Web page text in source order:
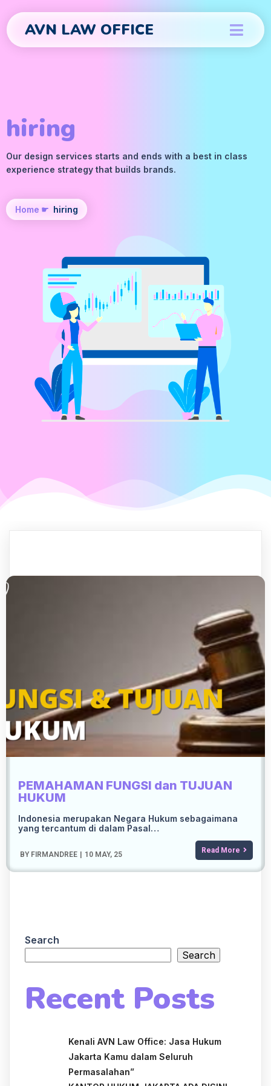
AVN LAW OFFICE
hiring
Our design services starts and ends with a best in class
experience strategy that builds brands.
Home ☛ hiring
PEMAHAMAN FUNGSI dan TUJUAN
HUKUM
BY FIRMANDREE 10 MAY, 25
Indonesia merupakan Negara Hukum sebagaimana
yang tercantum di dalam Pasal…
Read More
Search
Search
Recent Posts
Kenali AVN Law Office: Jasa Hukum
Jakarta Kamu dalam Seluruh
Permasalahan”